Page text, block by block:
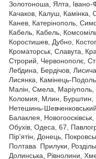
Золотоноша, Ялта, Івано-
Качаков, Калуш, Камінка,
Канев, Катерінополь,
Кабель, Кабель,
Коростишев, Дубно,
Кроматорськ, Славута,
Строрий, Червонополє,
Лебдина, Бердічов,
Лисянка, Камінець-
Малін, Смела, Маріуполь,
Коломия, Млин, Бурштин,
Нетешинь-
Балаклея,
Обухів, Одеса, 67,
Пір'ятін, Донець,
Полтава Прилуки,
Долинська, Рівнолини,